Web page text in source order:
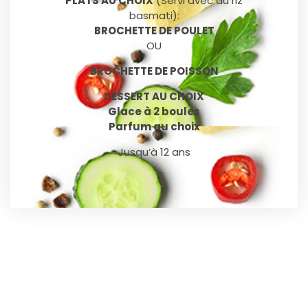
basmati):
BROCHETTE DE POULET
OU
BROCHETTE DE POISSON
DESSERT AU CHOIX
Glace à 2 boules
Parfum au choix
Jusqu’à 12 ans